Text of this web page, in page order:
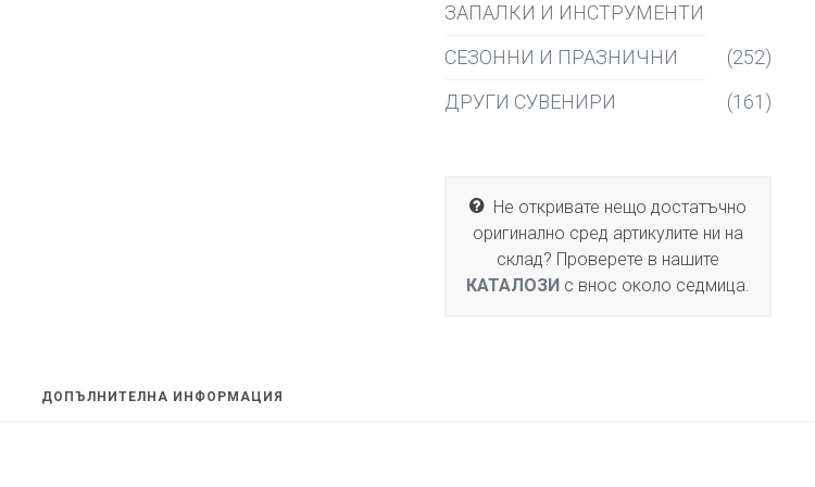
ЗАПАЛКИ И ИНСТРУМЕНТИ
СЕЗОННИ И ПРАЗНИЧНИ
(252)
ДРУГИ СУВЕНИРИ
(161)
Не откривате нещо достатъчно
оригинално сред артикулите ни на
склад? Проверете в нашите
КАТАЛОЗИ с внос около седмица.
ДОПЪЛНИТЕЛНА ИНФОРМАЦИЯ